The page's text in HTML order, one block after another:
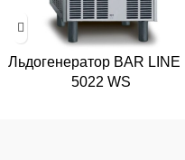
Льдогенератор BAR LINE
5022 WS